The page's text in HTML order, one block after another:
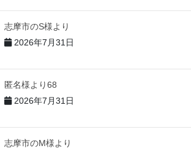
志摩市のS様より
2026年7月31日
匿名様より68
2026年7月31日
志摩市のM様より